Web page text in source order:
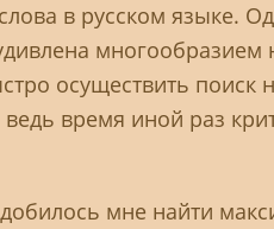
в русском языке.
осуществить
ведь время иной раз
мне найти